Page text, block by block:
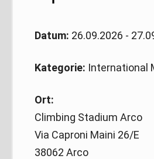
Datum: 26.09.2026 -
Kategorie: International
Ort:
Climbing Stadium Arco
Via Caproni Maini 26/E
38062 Arco